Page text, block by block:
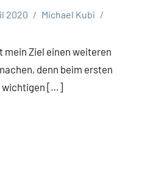
2020 Michael Kubi
mein Ziel einen weiteren
denn beim ersten
wichtigen […]